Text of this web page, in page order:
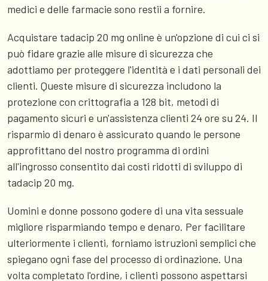
medici e delle farmacie sono restii a fornire.
Acquistare tadacip 20 mg online è un'opzione di cui ci si
può fidare grazie alle misure di sicurezza che
adottiamo per proteggere l'identità e i dati personali dei
clienti. Queste misure di sicurezza includono la
protezione con crittografia a 128 bit, metodi di
pagamento sicuri e un'assistenza clienti 24 ore su 24. Il
risparmio di denaro è assicurato quando le persone
approfittano del nostro programma di ordini
all'ingrosso consentito dai costi ridotti di sviluppo di
tadacip 20 mg.
Uomini e donne possono godere di una vita sessuale
migliore risparmiando tempo e denaro. Per facilitare
ulteriormente i clienti, forniamo istruzioni semplici che
spiegano ogni fase del processo di ordinazione. Una
volta completato l'ordine, i clienti possono aspettarsi